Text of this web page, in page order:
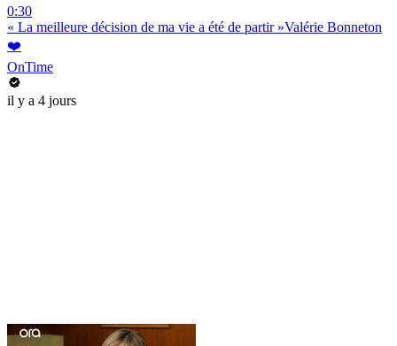
0:30
« La meilleure décision de ma vie a été de partir »Valérie Bonneton
❤️
OnTime
il y a 4 jours